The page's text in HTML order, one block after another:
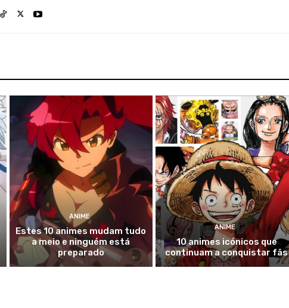
ANIME
Estes 10 animes mudam tudo
a meio e ninguém está
preparado
ANIME
10 animes icónicos que
continuam a conquistar fãs